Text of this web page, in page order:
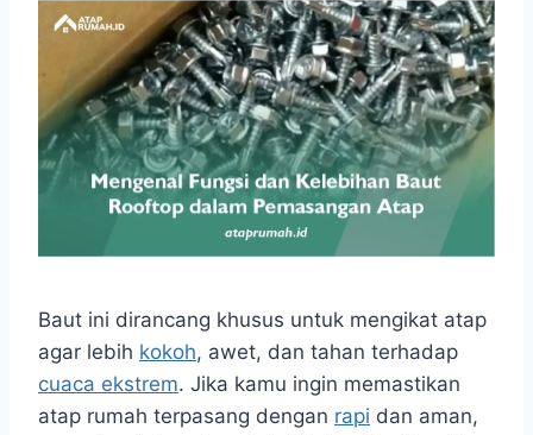
Baut ini dirancang khusus untuk mengikat atap
agar lebih kokoh, awet, dan tahan terhadap
cuaca ekstrem. Jika kamu ingin memastikan
atap rumah terpasang dengan rapi dan aman,